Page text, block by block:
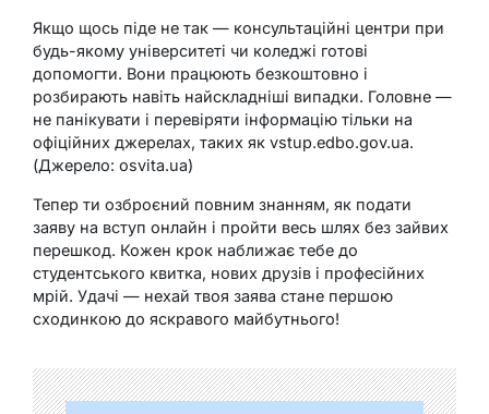
Якщо щось піде не так — консультаційні центри при
будь-якому університеті чи коледжі готові
допомогти. Вони працюють безкоштовно і
розбирають навіть найскладніші випадки. Головне —
не панікувати і перевіряти інформацію тільки на
офіційних джерелах, таких як vstup.edbo.gov.ua.
(Джерело: osvita.ua)
Тепер ти озброєний повним знанням, як подати
заяву на вступ онлайн і пройти весь шлях без зайвих
перешкод. Кожен крок наближає тебе до
студентського квитка, нових друзів і професійних
мрій. Удачі — нехай твоя заява стане першою
сходинкою до яскравого майбутнього!